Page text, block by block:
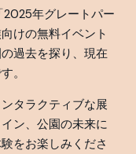
年グレートパー
けの無料イベント
過去を探り、現在
。
タラクティブな展
ン、公園の未来に
をお楽しみくださ